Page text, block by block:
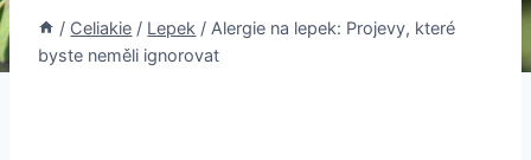
/ Celiakie / Lepek / Alergie na lepek: Projevy, které
byste neměli ignorovat